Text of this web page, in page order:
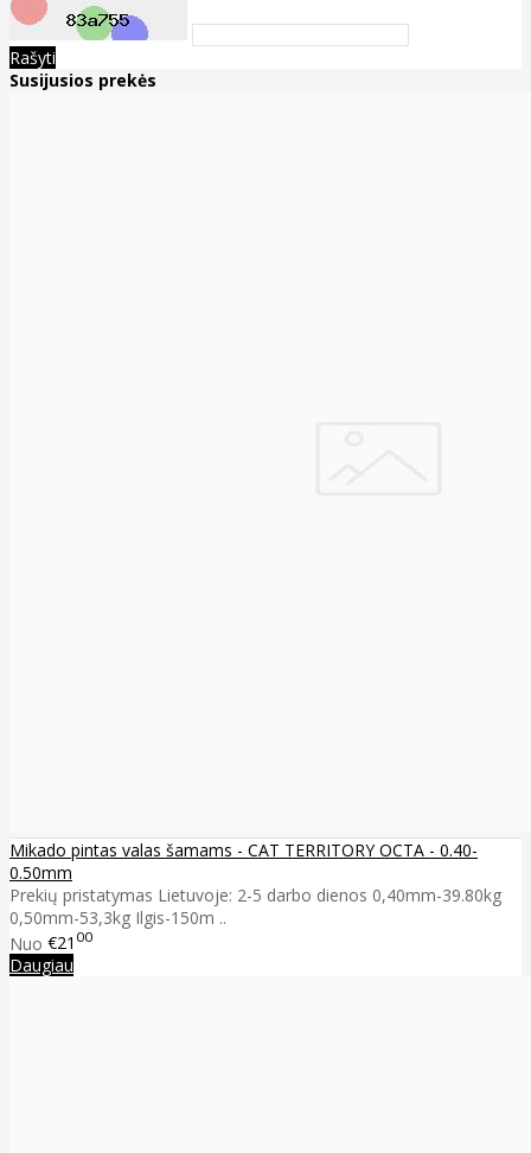
Rašyti
Susijusios prekės
Mikado pintas valas šamams - CAT TERRITORY OCTA - 0.40-
0.50mm
Prekių pristatymas Lietuvoje: 2-5 darbo dienos 0,40mm-39.80kg
0,50mm-53,3kg Ilgis-150m ..
Nuo €21 00
Daugiau